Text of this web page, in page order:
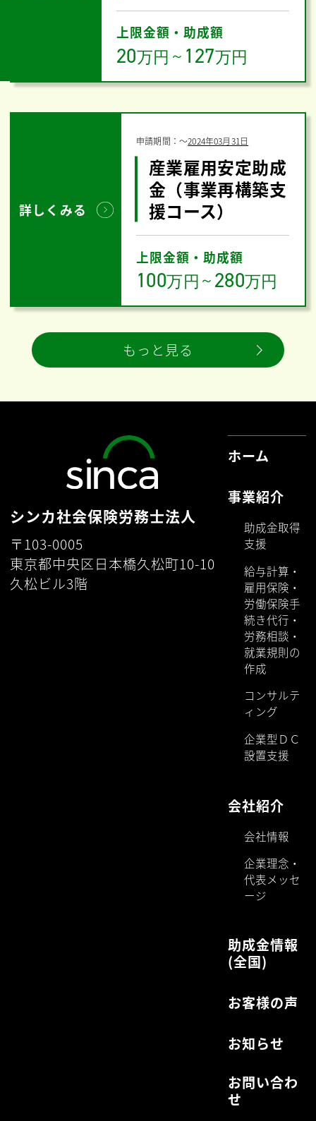
上限金額・助成額
20万円 ～ 127万円
詳しくみる
申請期間：〜2024年03月31日
産業雇用安定助成
金（事業再構築支
援コース）
上限金額・助成額
100万円 ～ 280万円
もっと見る
シンカ社会保険労務士法人
〒103-0005
東京都中央区日本橋久松町10-10
久松ビル3階
ホーム
事業紹介
助成金取得
支援
給与計算・
雇用保険・
労働保険手
続き代行・
労務相談・
就業規則の
作成
コンサルテ
ィング
企業型ＤＣ
設置支援
会社紹介
会社情報
企業理念・
代表メッセ
ージ
助成金情報
(全国)
お客様の声
お知らせ
お問い合わ
せ